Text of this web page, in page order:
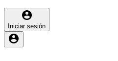
Iniciar sesión